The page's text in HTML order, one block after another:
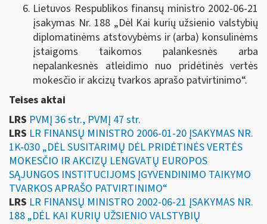
Lietuvos Respublikos finansų ministro 2002-06-21
įsakymas Nr. 188 „Dėl Kai kurių užsienio valstybių
diplomatinėms atstovybėms ir (arba) konsulinėms
įstaigoms taikomos palankesnės arba
nepalankesnės atleidimo nuo pridėtinės vertės
mokesčio ir akcizų tvarkos aprašo patvirtinimo“.
Teises aktai
LRS PVMĮ 36 str., PVMĮ 47 str.
LRS LR FINANSŲ MINISTRO 2006-01-20 ĮSAKYMAS NR.
1K-030 „DĖL SUSITARIMŲ DĖL PRIDĖTINĖS VERTĖS
MOKESČIO IR AKCIZŲ LENGVATŲ EUROPOS
SĄJUNGOS INSTITUCIJOMS ĮGYVENDINIMO TAIKYMO
TVARKOS APRAŠO PATVIRTINIMO“
LRS LR FINANSŲ MINISTRO 2002-06-21 ĮSAKYMAS NR.
188 „DĖL KAI KURIŲ UŽSIENIO VALSTYBIŲ